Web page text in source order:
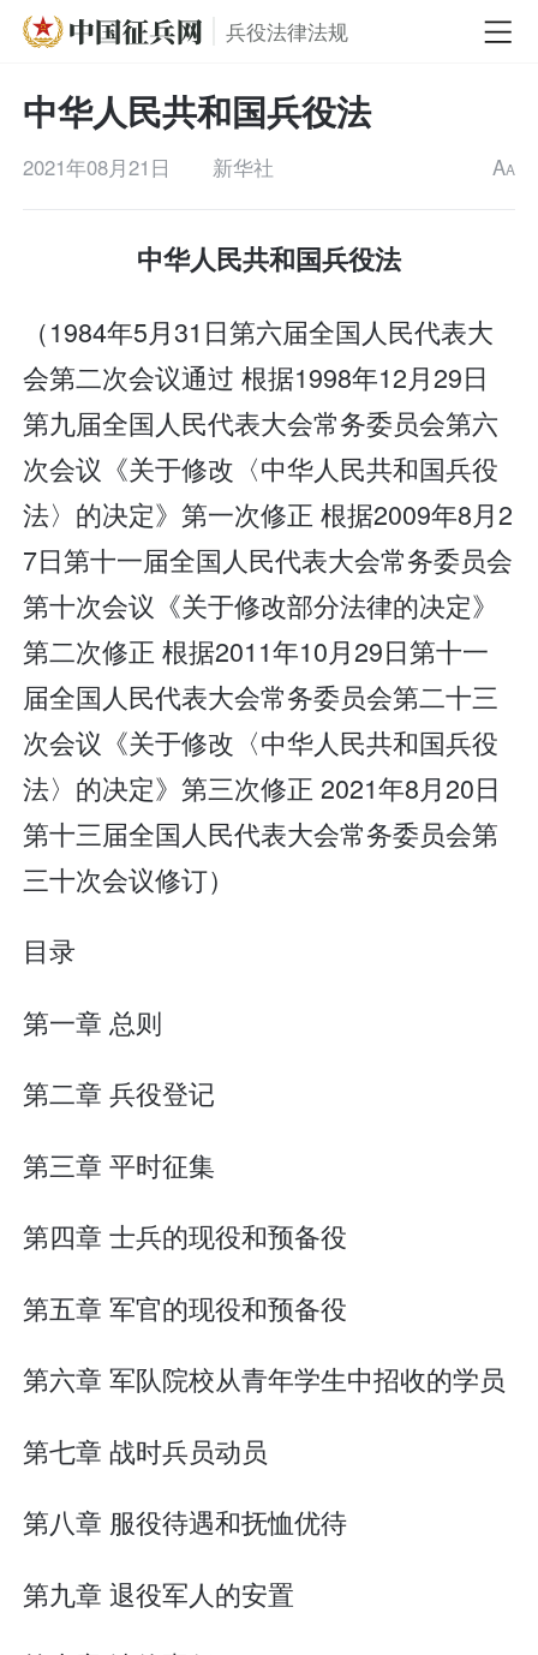
兵役法律法规
中华人民共和国兵役法
2021年08月21日 新华社 AA
中华人民共和国兵役法
（1984年5月31日第六届全国人民代表大
会第二次会议通过 根据1998年12月29日
第九届全国人民代表大会常务委员会第六
次会议《关于修改〈中华人民共和国兵役
法〉的决定》第一次修正 根据2009年8月2
7日第十一届全国人民代表大会常务委员会
第十次会议《关于修改部分法律的决定》
第二次修正 根据2011年10月29日第十一
届全国人民代表大会常务委员会第二十三
次会议《关于修改〈中华人民共和国兵役
法〉的决定》第三次修正 2021年8月20日
第十三届全国人民代表大会常务委员会第
三十次会议修订）
目录
第一章 总则
第二章 兵役登记
第三章 平时征集
第四章 士兵的现役和预备役
第五章 军官的现役和预备役
第六章 军队院校从青年学生中招收的学员
第七章 战时兵员动员
第八章 服役待遇和抚恤优待
第九章 退役军人的安置